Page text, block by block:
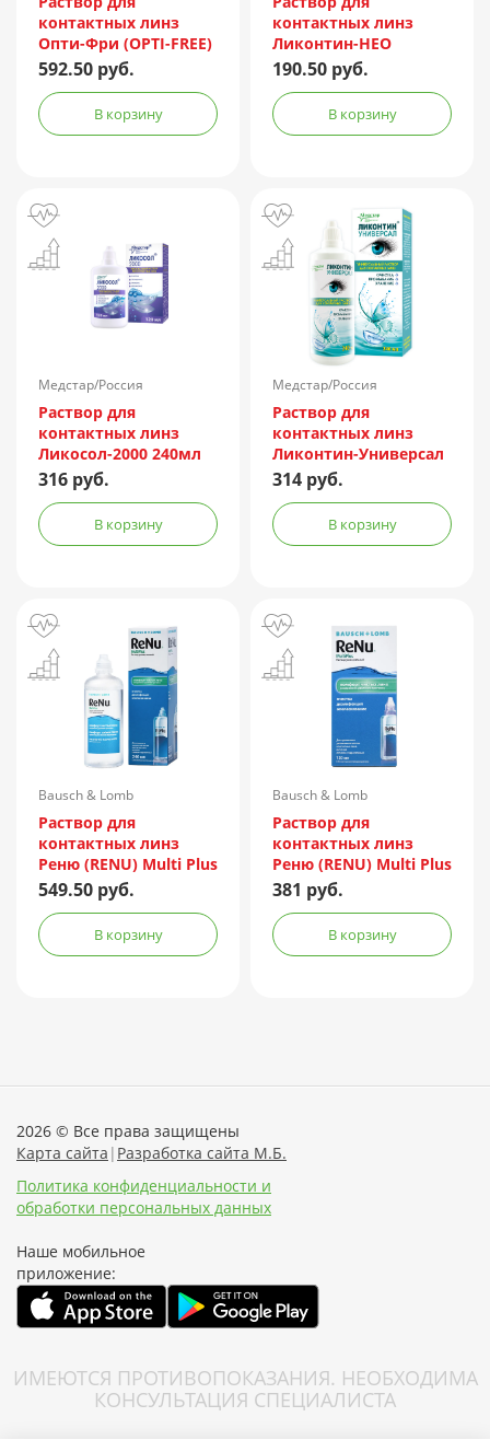
контактных линз
Опти-Фри (OPTI-FREE)
Express 355мл +
контейнер
592.50 руб.
В корзину
контактных линз
Ликонтин-НЕО
Мульти 60мл
190.50 руб.
В корзину
Медстар/Россия
Раствор для
контактных линз
Ликосол-2000 240мл
316 руб.
В корзину
Медстар/Россия
Раствор для
контактных линз
Ликонтин-Универсал
240мл
314 руб.
В корзину
Bausch & Lomb
Incorporated/Италия
Раствор для
контактных линз
Реню (RENU) Multi Plus
240мл + контейнер
549.50 руб.
В корзину
Bausch & Lomb
Incorporated/Италия
Раствор для
контактных линз
Реню (RENU) Multi Plus
120мл + контейнер
381 руб.
В корзину
2026 © Все права защищены
Карта сайта | Разработка сайта М.Б.
Политика конфиденциальности и
обработки персональных данных
Наше мобильное
приложение:
ИМЕЮТСЯ ПРОТИВОПОКАЗАНИЯ. НЕОБХОДИМА
КОНСУЛЬТАЦИЯ СПЕЦИАЛИСТА